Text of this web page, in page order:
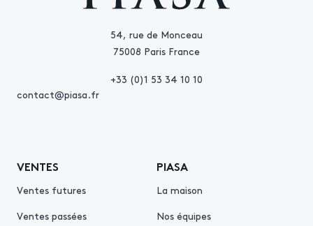
54, rue de Monceau
75008 Paris France
+33 (0)1 53 34 10 10
contact@piasa.fr
VENTES
Ventes futures
Ventes passées
PIASA
La maison
Nos équipes